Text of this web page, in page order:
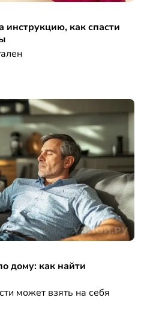
инструкцию, как спасти
дому: как найти
может взять на себя